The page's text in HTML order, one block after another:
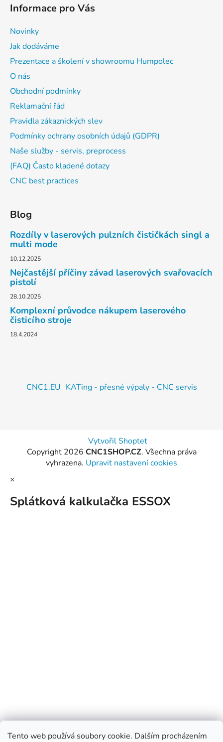
Tento web používá soubory cookie. Dalším procházením
Informace pro Vás
Novinky
Jak dodáváme
Prezentace a školení v showroomu Humpolec
O nás
Obchodní podmínky
Reklamační řád
Pravidla zákaznických slev
Podmínky ochrany osobních údajů (GDPR)
Naše služby - servis, preprocess
(FAQ) Často kladené dotazy
CNC best practices
Blog
Rozdíly v laserových pulzních čističkách singl a
multi mode
10.12.2025
Nejčastější příčiny závad laserových svařovacích
pistolí
28.10.2025
Komplexní průvodce nákupem laserového
čisticího stroje
18.4.2024
CNC1.EU KATing - přesné výpaly - CNC servis
Vytvořil Shoptet
Copyright 2026 CNC1SHOP.CZ. Všechna práva
vyhrazena. Upravit nastavení cookies
×
Splátková kalkulačka ESSOX